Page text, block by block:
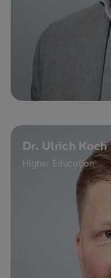
Dr. Ulrich Koch
Higher Education